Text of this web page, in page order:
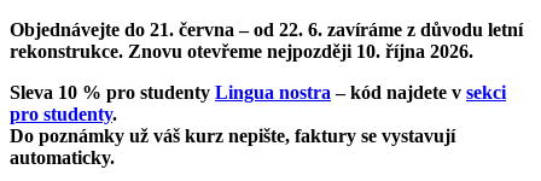
Objednávejte do 21. června – od 22. 6. zavíráme z důvodu letní
rekonstrukce. Znovu otevřeme nejpozději 10. října 2026.
Sleva 10 % pro studenty Lingua nostra – kód najdete v sekci
pro studenty.
Do poznámky už váš kurz nepište, faktury se vystavují
automaticky.